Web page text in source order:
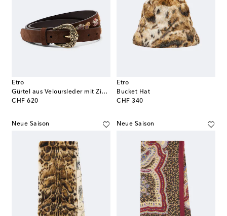
Etro
Gürtel aus Veloursleder mit Zierperlen
CHF 620
original price
Etro
Bucket Hat
CHF 340
original price
Neue Saison Neue Saison